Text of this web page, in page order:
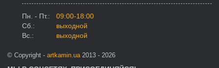
Пн. - Пт.:
09:00-18:00
Сб.:
выходной
Вс.:
выходной
© Copyright - artkamin.ua2013 - 2026